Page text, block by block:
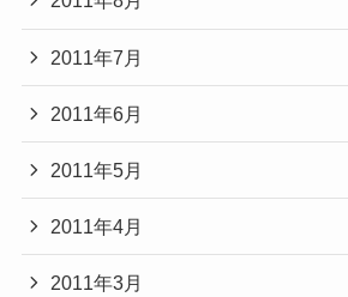
2011年7月
2011年6月
2011年5月
2011年4月
2011年3月